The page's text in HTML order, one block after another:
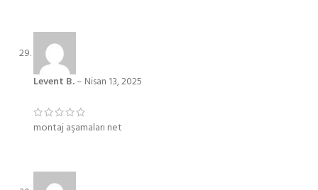
Levent B.– Nisan 13, 2025
montaj aşamaları net